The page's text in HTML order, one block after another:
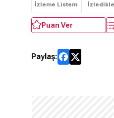
İzleme Listem
Puan Ver
Paylaş: